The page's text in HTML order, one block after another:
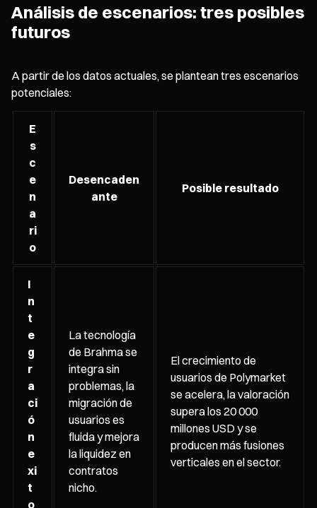
Análisis de escenarios: tres posibles
futuros
A partir de los datos actuales, se plantean tres escenarios
potenciales:
E
s
c
e
n
a
ri
o
Desencaden
ante
Posible resultado
I
n
t
e
g
r
a
ci
ó
n
e
xi
t
o
La tecnología
de Brahma se
integra sin
problemas, la
migración de
usuarios es
fluida y mejora
la liquidez en
contratos
nicho.
El crecimiento de
usuarios de Polymarket
se acelera, la valoración
supera los 20 000
millones USD y se
producen más fusiones
verticales en el sector.